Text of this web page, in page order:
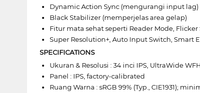
Dynamic Action Sync (mengurangi input lag)
Black Stabilizer (memperjelas area gelap)
Fitur mata sehat seperti Reader Mode, Flicker
Super Resolution+, Auto Input Switch, Smart
SPECIFICATIONS
Ukuran & Resolusi : 34 inci IPS, UltraWide
Panel : IPS, factory-calibrated
Ruang Warna : sRGB 99% (Typ., CIE1931);